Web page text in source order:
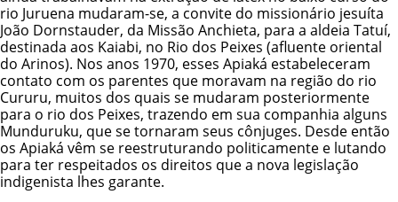
rio Juruena mudaram-se, a convite do missionário jesuíta
João Dornstauder, da Missão Anchieta, para a aldeia Tatuí,
destinada aos Kaiabi, no Rio dos Peixes (afluente oriental
do Arinos). Nos anos 1970, esses Apiaká estabeleceram
contato com os parentes que moravam na região do rio
Cururu, muitos dos quais se mudaram posteriormente
para o rio dos Peixes, trazendo em sua companhia alguns
Munduruku, que se tornaram seus cônjuges. Desde então
os Apiaká vêm se reestruturando politicamente e lutando
para ter respeitados os direitos que a nova legislação
indigenista lhes garante.